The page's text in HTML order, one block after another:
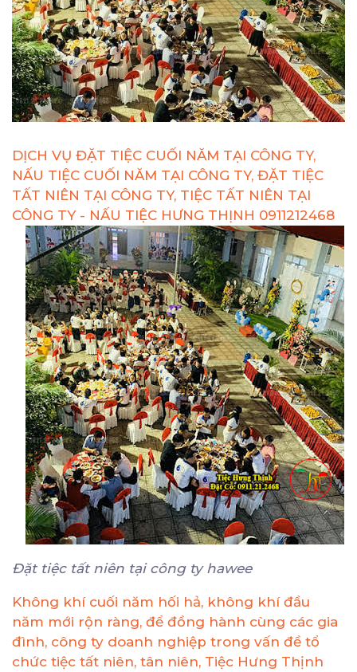
DỊCH VỤ ĐẶT TIỆC CUỐI NĂM TẠI CÔNG TY,
NẤU TIỆC CUỐI NĂM TẠI CÔNG TY, ĐẶT TIỆC
TẤT NIÊN TẠI CÔNG TY, TIỆC TẤT NIÊN TẠI
CÔNG TY - NẤU TIỆC HƯNG THỊNH 0911212468
Đặt tiệc tất niên tại công ty hawee
Không khí cuối năm hối hả, không khí đầu
năm mới rộn ràng, để đồng hành cùng các gia
đình, công ty doanh nghiệp trong vấn đề tổ
chức tiệc tất niên, tân niên, Tiệc Hưng Thịnh